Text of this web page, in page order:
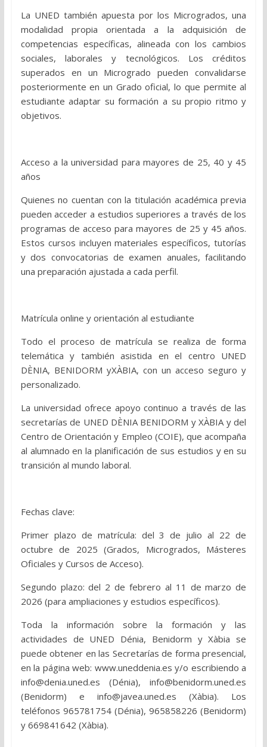
La UNED también apuesta por los Microgrados, una
modalidad propia orientada a la adquisición de
competencias específicas, alineada con los cambios
sociales, laborales y tecnológicos. Los créditos
superados en un Microgrado pueden convalidarse
posteriormente en un Grado oficial, lo que permite al
estudiante adaptar su formación a su propio ritmo y
objetivos.
Acceso a la universidad para mayores de 25, 40 y 45
años
Quienes no cuentan con la titulación académica previa
pueden acceder a estudios superiores a través de los
programas de acceso para mayores de 25 y 45 años.
Estos cursos incluyen materiales específicos, tutorías
y dos convocatorias de examen anuales, facilitando
una preparación ajustada a cada perfil.
Matrícula online y orientación al estudiante
Todo el proceso de matrícula se realiza de forma
telemática y también asistida en el centro UNED
DÈNIA, BENIDORM yXÀBIA, con un acceso seguro y
personalizado.
La universidad ofrece apoyo continuo a través de las
secretarías de UNED DÈNIA BENIDORM y XÀBIA y del
Centro de Orientación y Empleo (COIE), que acompaña
al alumnado en la planificación de sus estudios y en su
transición al mundo laboral.
Fechas clave:
Primer plazo de matrícula: del 3 de julio al 22 de
octubre de 2025 (Grados, Microgrados, Másteres
Oficiales y Cursos de Acceso).
Segundo plazo: del 2 de febrero al 11 de marzo de
2026 (para ampliaciones y estudios específicos).
Toda la información sobre la formación y las
actividades de UNED Dénia, Benidorm y Xàbia se
puede obtener en las Secretarías de forma presencial,
en la página web: www.uneddenia.es y/o escribiendo a
info@denia.uned.es (Dénia), info@benidorm.uned.es
(Benidorm) e info@javea.uned.es (Xàbia). Los
teléfonos 965781754 (Dénia), 965858226 (Benidorm)
y 669841642 (Xàbia).